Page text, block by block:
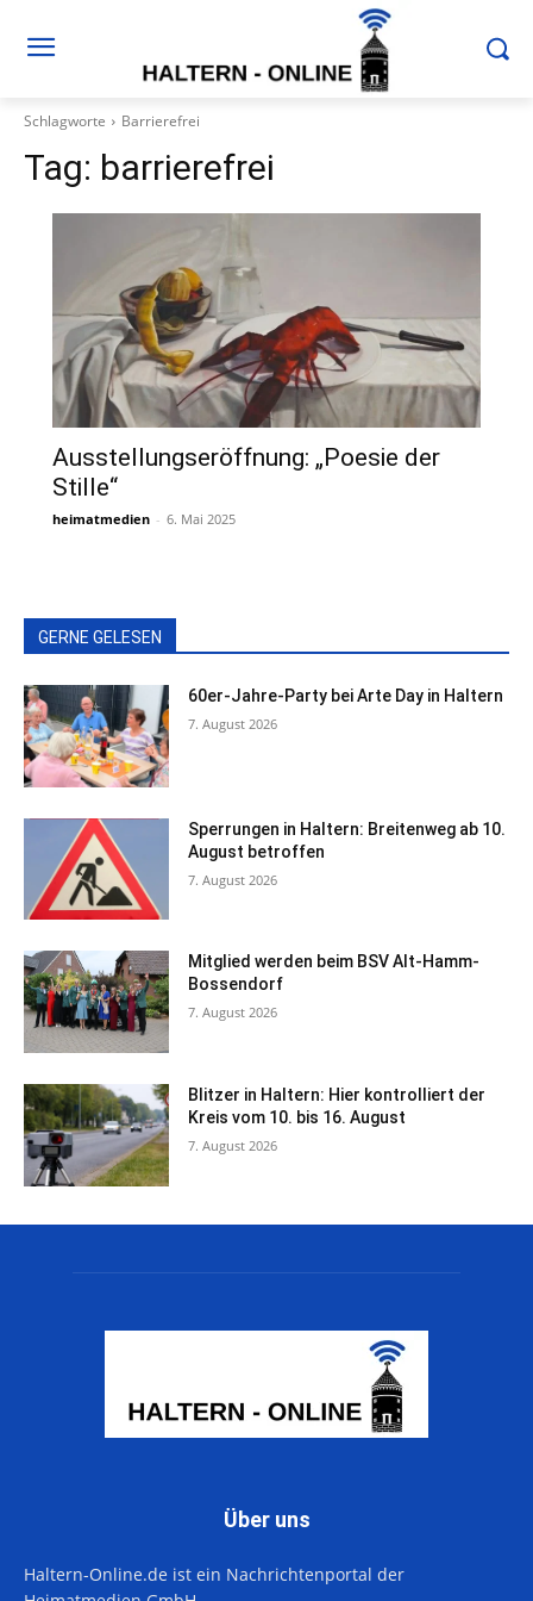
Schlagworte Barrierefrei
Tag: barrierefrei
Ausstellungseröffnung: „Poesie der
Stille“
heimatmedien - 6. Mai 2025
GERNE GELESEN
60er-Jahre-Party bei Arte Day in Haltern
7. August 2026
Sperrungen in Haltern: Breitenweg ab 10.
August betroffen
7. August 2026
Mitglied werden beim BSV Alt-Hamm-
Bossendorf
7. August 2026
Blitzer in Haltern: Hier kontrolliert der
Kreis vom 10. bis 16. August
7. August 2026
Über uns
Haltern-Online.de ist ein Nachrichtenportal der